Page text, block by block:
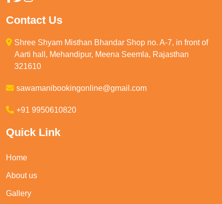
Contact Us
Shree Shyam Misthan Bhandar Shop no. A-7, in front of
Aarti hall, Mehandipur, Meena Seemla, Rajasthan
321610
sawamanibookingonline@gmail.com
+91 9950610820
Quick Link
Home
About us
Gallery